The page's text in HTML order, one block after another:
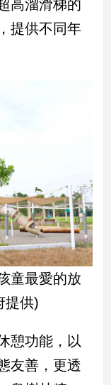
高溜滑梯的
提供不同年
童最愛的放
提供)
憩功能，以
友善，更透